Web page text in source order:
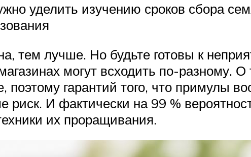
уделить изучению сроков сбора
тем лучше. Но будьте готовы к
могут всходить по-разному.
гарантий того, что примулы
риск. И фактически на 99 %
их проращивания.